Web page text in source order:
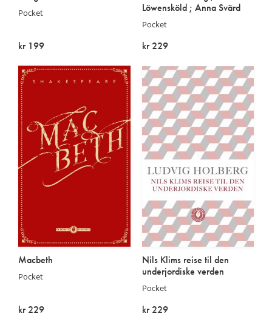
Pocket
kr 199
Löwensköld ; Anna Svärd
Pocket
kr 229
Macbeth
Pocket
kr 229
Nils Klims reise til den
underjordiske verden
Pocket
kr 229